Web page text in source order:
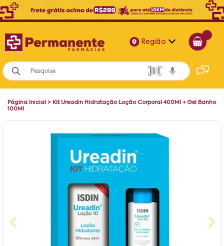
Região
Alagoas
Bahia
Página Inicial > Kit Ureadin Hidratação Loção Corporal 400Ml + Gel Banho
100Ml